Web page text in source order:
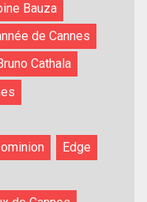
Bauza
de Cannes
Cathala
Edge